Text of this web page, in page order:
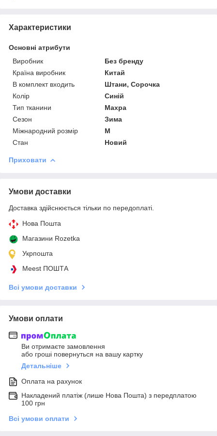
Характеристики
Основні атрибути
Виробник
Без бренду
Країна виробник
Китай
В комплект входить
Штани, Сорочка
Колір
Синій
Тип тканини
Махра
Сезон
Зима
Міжнародний розмір
M
Стан
Новий
Приховати
Умови доставки
Доставка здійснюється тільки по передоплаті.
Нова Пошта
Магазини Rozetka
Укрпошта
Meest ПОШТА
Всі умови доставки
Умови оплати
Ви отримаєте замовлення
або гроші повернуться на вашу картку
Детальніше
Оплата на рахунок
Накладений платіж (лише Нова Пошта) з передплатою
100 грн
Всі умови оплати